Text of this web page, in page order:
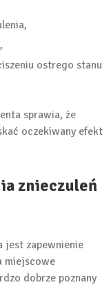
ostrego stanu
sprawia, że
oczekiwany efekt
znieczuleń
jest zapewnienie
miejscowe
dobrze poznany